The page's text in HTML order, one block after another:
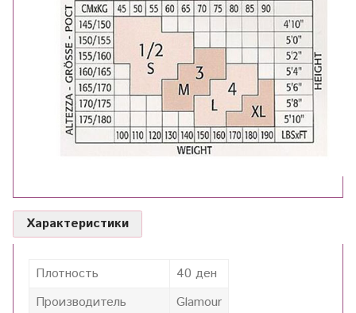
Характеристики
Плотность
40 ден
Производитель
Glamour